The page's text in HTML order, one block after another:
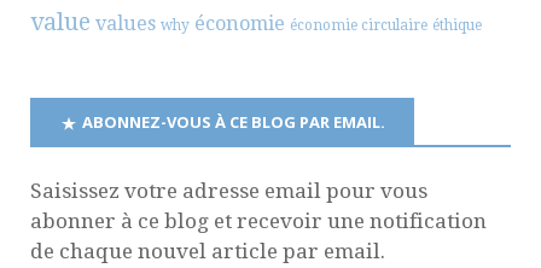
value values why économie économie circulaire éthique
ABONNEZ-VOUS À CE BLOG PAR EMAIL.
Saisissez votre adresse email pour vous
abonner à ce blog et recevoir une notification
de chaque nouvel article par email.